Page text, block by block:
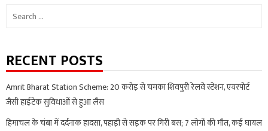
Search
RECENT POSTS
Amrit Bharat Station Scheme: 20 करोड़ से चमका शिवपुरी रेलवे स्टेशन, एयरपोर्ट
जैसी हाईटेक सुविधाओं से हुआ लैस
हिमाचल के चंबा में दर्दनाक हादसा, पहाड़ी से सड़क पर गिरी बस; 7 लोगों की मौत, कई घायल